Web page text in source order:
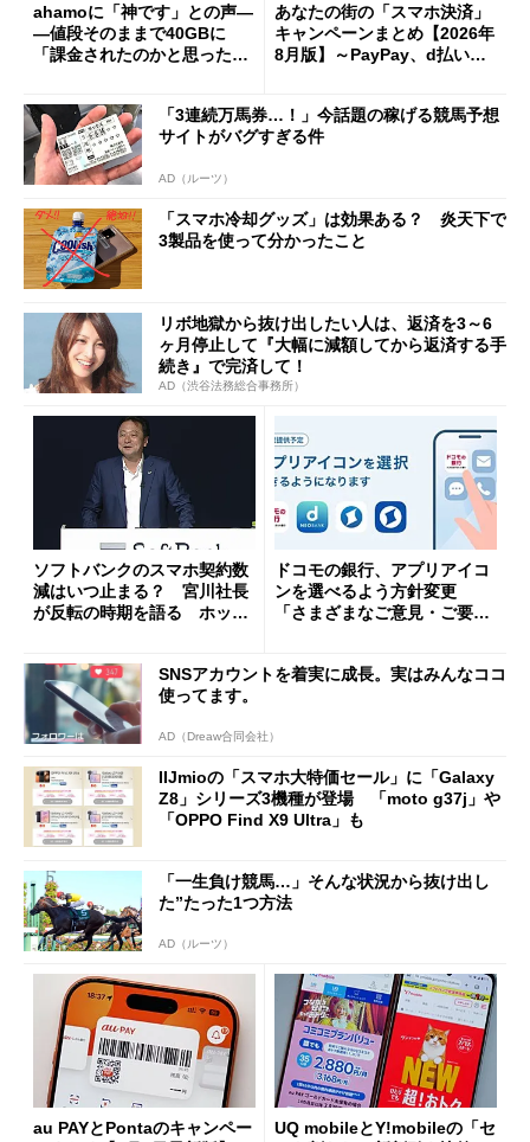
ahamoに「神です」との声―
―値段そのままで40GBに
「課金されたのかと思った」
あなたの街の「スマホ決済」
キャンペーンまとめ【2026年
8月版】～PayPay、d払い、a
「3連続万馬券…！」今話題の稼げる競馬予想
サイトがバグすぎる件
AD（ルーツ）
「スマホ冷却グッズ」は効果ある？ 炎天下で
3製品を使って分かったこと
リボ地獄から抜け出したい人は、返済を3～6
ヶ月停止して『大幅に減額してから返済する手
続き』で完済して！
AD（渋谷法務総合事務所）
ソフトバンクのスマホ契約数
減はいつ止まる？ 宮川社長
が反転の時期を語る ホッピ
ドコモの銀行、アプリアイコ
ンを選べるよう方針変更
「さまざまなご意見・ご要望
SNSアカウントを着実に成長。実はみんなココ
使ってます。
AD（Dreaw合同会社）
IIJmioの「スマホ大特価セール」に「Galaxy
Z8」シリーズ3機種が登場 「moto g37j」や
「OPPO Find X9 Ultra」も
「一生負け競馬…」そんな状況から抜け出し
た”たった1つ方法
AD（ルーツ）
au PAYとPontaのキャンペー
UQ mobileとY!mobileの「セ